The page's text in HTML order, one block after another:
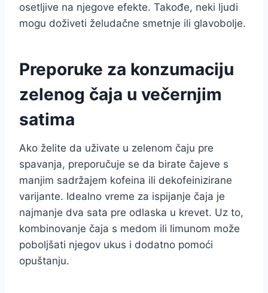
osetljive na njegove efekte. Takođe, neki ljudi
mogu doživeti želudačne smetnje ili glavobolje.
Preporuke za konzumaciju
zelenog čaja u večernjim
satima
Ako želite da uživate u zelenom čaju pre
spavanja, preporučuje se da birate čajeve s
manjim sadržajem kofeina ili dekofeinizirane
varijante. Idealno vreme za ispijanje čaja je
najmanje dva sata pre odlaska u krevet. Uz to,
kombinovanje čaja s medom ili limunom može
poboljšati njegov ukus i dodatno pomoći
opuštanju.